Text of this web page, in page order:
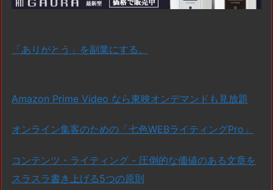
「ありがとう」を副業にする。
Amazon Prime Video なら東映オンデマンドも見放題
オンライン集客のための「七色WEBライティングPro」
コンテンツ・ライティング - 圧倒的な価値のある文章を
スラスラ書き上げる5つの原則